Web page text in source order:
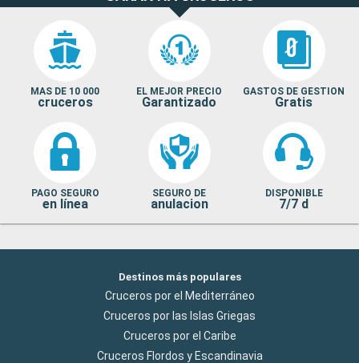
MAS DE 10 000
cruceros
EL MEJOR PRECIO
Garantizado
GASTOS DE GESTION
Gratis
PAGO SEGURO
en línea
SEGURO DE
anulacion
DISPONIBLE
7/7 d
Destinos más populares
Cruceros por el Mediterráneo
Cruceros por las Islas Griegas
Cruceros por el Caribe
Cruceros Flordos y Escandinavia